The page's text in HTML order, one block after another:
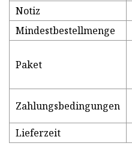
Notiz
Mindestbestellmenge
Paket
Zahlungsbedingungen
Lieferzeit